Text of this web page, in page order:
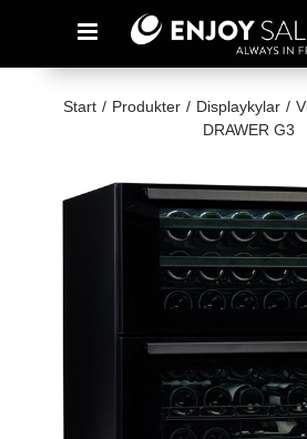
Start / Produkter / Displaykylar /
DRAWER G3